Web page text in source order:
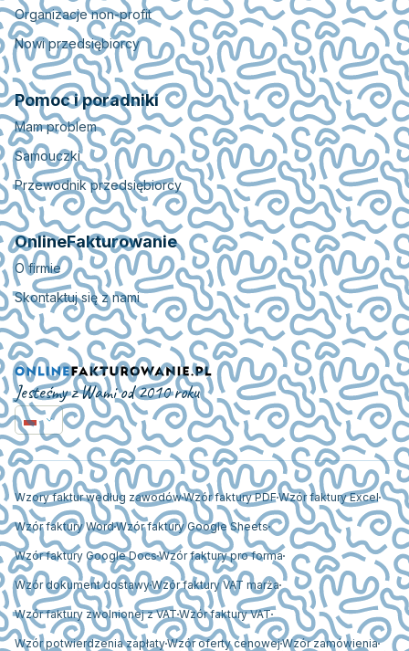
Organizacje non-profit
Nowi przedsiębiorcy
Pomoc i poradniki
Mam problem
Samouczki
Przewodnik przedsiębiorcy
OnlineFakturowanie
O firmie
Skontaktuj się z nami
Jesteśmy z Wami od 2010 roku
Wzory faktur według zawodówWzór faktury PDF Wzór faktury Excel
Wzór faktury WordWzór faktury Google Sheets
Wzór faktury Google DocsWzór faktury pro forma
Wzór dokument dostawyWzór faktury VAT marża
Wzór faktury zwolnionej z VAT Wzór faktury VAT
Wzór potwierdzenia zapłatyWzór oferty cenowejWzór zamówienia